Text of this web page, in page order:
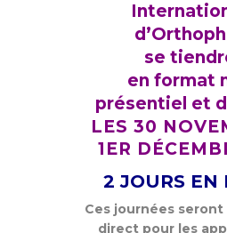
se
en format
présentiel et
LES 30
1ER
2 JOURS EN
Ces journées
direct pour les